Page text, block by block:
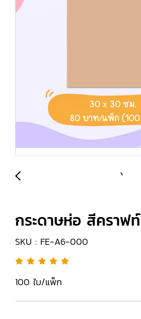
กระดาษห่อ สีคราฟท์
SKU : FE-A6-000
100 ใบ/แพ็ก